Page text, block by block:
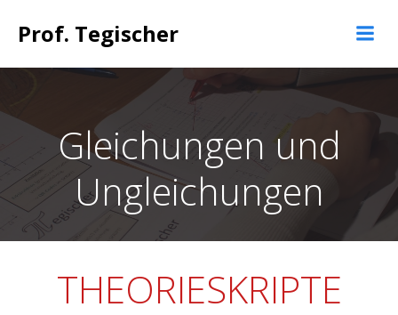
Prof. Tegischer
Gleichungen und
Ungleichungen
THEORIESKRIPTE